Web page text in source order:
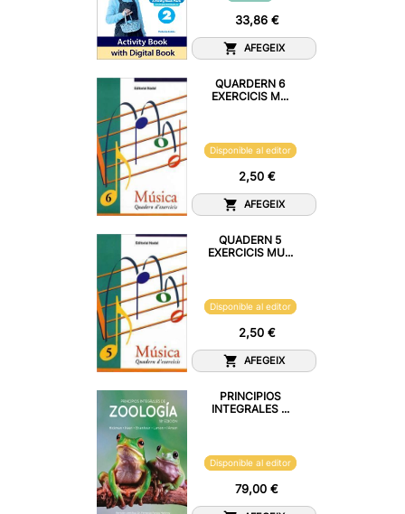
33,86 €
AFEGEIX
QUARDERN 6
EXERCICIS M...
Disponible al editor
2,50 €
AFEGEIX
QUADERN 5
EXERCICIS MU...
Disponible al editor
2,50 €
AFEGEIX
PRINCIPIOS
INTEGRALES ...
Disponible al editor
79,00 €